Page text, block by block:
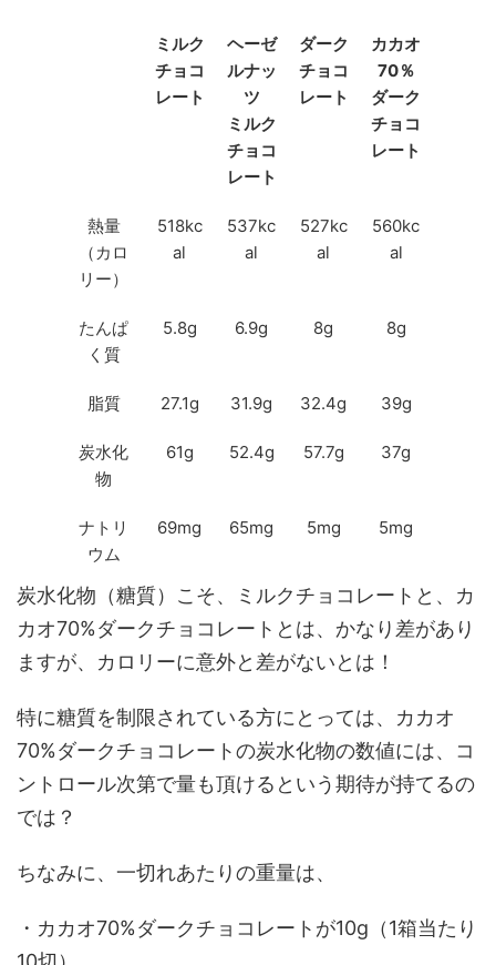
ミルク
チョコ
レート
ヘーゼ
ルナッ
ツ
ミルク
チョコ
レート
ダーク
チョコ
レート
カカオ
70％
ダーク
チョコ
レート
熱量
（カロ
リー）
518kc
al
537kc
al
527kc
al
560kc
al
たんぱ
く質
5.8g 6.9g 8g 8g
脂質 27.1g 31.9g 32.4g 39g
炭水化
物
61g 52.4g 57.7g 37g
ナトリ
ウム
69mg 65mg 5mg 5mg
炭水化物（糖質）こそ、ミルクチョコレートと、カ
カオ70%ダークチョコレートとは、かなり差があり
ますが、カロリーに意外と差がないとは！
特に糖質を制限されている方にとっては、カカオ
70%ダークチョコレートの炭水化物の数値には、コ
ントロール次第で量も頂けるという期待が持てるの
では？
ちなみに、一切れあたりの重量は、
・カカオ70%ダークチョコレートが10g（1箱当たり